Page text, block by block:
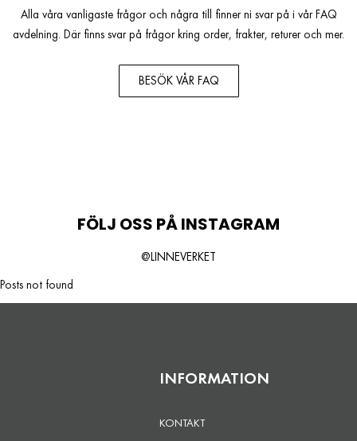
Alla våra vanligaste frågor och några till finner ni svar på i vår FAQ
avdelning. Där finns svar på frågor kring order, frakter, returer och mer.
BESÖK VÅR FAQ
FÖLJ OSS PÅ INSTAGRAM
@LINNEVERKET
Posts not found
INFORMATION
KONTAKT